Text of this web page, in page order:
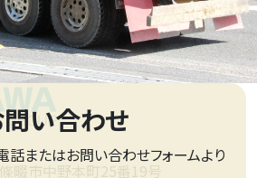
い合わせ
話またはお問い合わせフォームより
畷市中野本町25番19号